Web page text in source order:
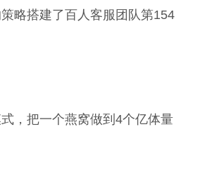
略搭建了百人客服团队第154
，把一个燕窝做到4个亿体量